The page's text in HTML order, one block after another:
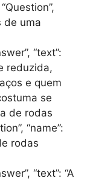
de uma
“text”:
reduzida,
e quem
se
de rodas
“name”:
rodas
“text”: “A